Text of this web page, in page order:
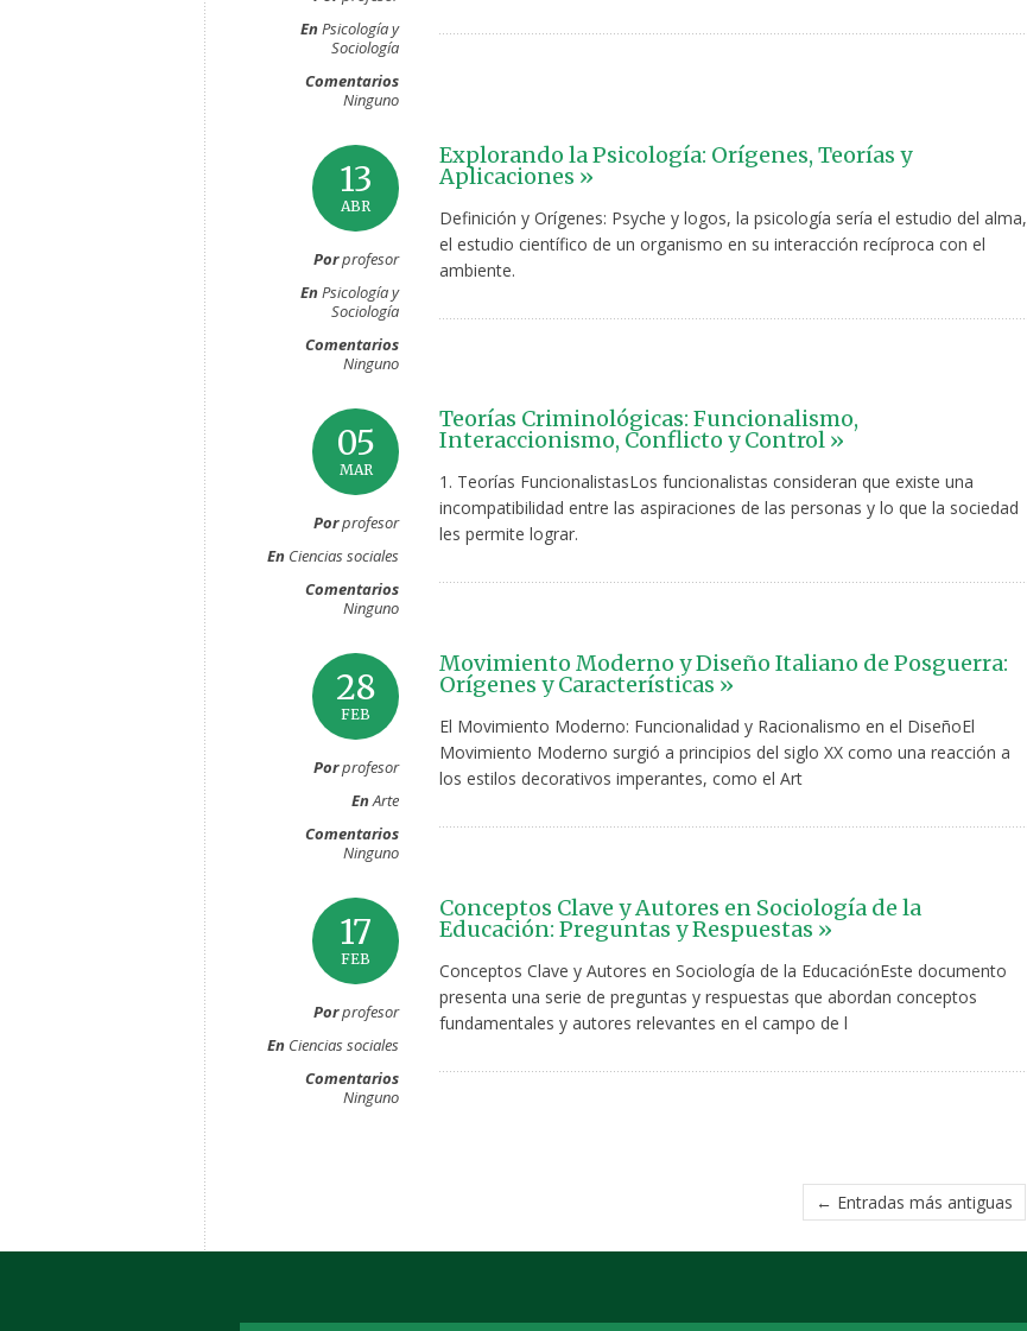
EnPsicología y
Sociología
Comentarios
Ninguno
13
ABR
Porprofesor
EnPsicología y
Sociología
Comentarios
Ninguno
Explorando la Psicología: Orígenes, Teorías y
Aplicaciones »
Definición y Orígenes: Psyche y logos, la psicología sería el estudio del alma,
el estudio científico de un organismo en su interacción recíproca con el
ambiente.
05
MAR
Porprofesor
En Ciencias sociales
Comentarios
Ninguno
Teorías Criminológicas: Funcionalismo,
Interaccionismo, Conflicto y Control »
1. Teorías FuncionalistasLos funcionalistas consideran que existe una
incompatibilidad entre las aspiraciones de las personas y lo que la sociedad
les permite lograr.
28
FEB
Porprofesor
EnArte
Comentarios
Ninguno
Movimiento Moderno y Diseño Italiano de Posguerra:
Orígenes y Características »
El Movimiento Moderno: Funcionalidad y Racionalismo en el DiseñoEl
Movimiento Moderno surgió a principios del siglo XX como una reacción a
los estilos decorativos imperantes, como el Art
17
FEB
Porprofesor
En Ciencias sociales
Comentarios
Ninguno
Conceptos Clave y Autores en Sociología de la
Educación: Preguntas y Respuestas »
Conceptos Clave y Autores en Sociología de la EducaciónEste documento
presenta una serie de preguntas y respuestas que abordan conceptos
fundamentales y autores relevantes en el campo de l
← Entradas más antiguas